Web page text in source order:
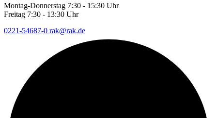
Montag-Donnerstag 7:30 - 15:30 Uhr
Freitag 7:30 - 13:30 Uhr
0221-54687-0 rak@rak.de